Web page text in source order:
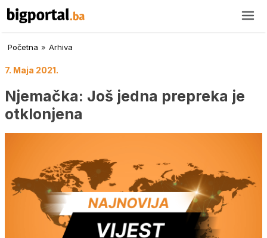
Početna » Arhiva
7. Maja 2021.
Njemačka: Još jedna prepreka je
otklonjena